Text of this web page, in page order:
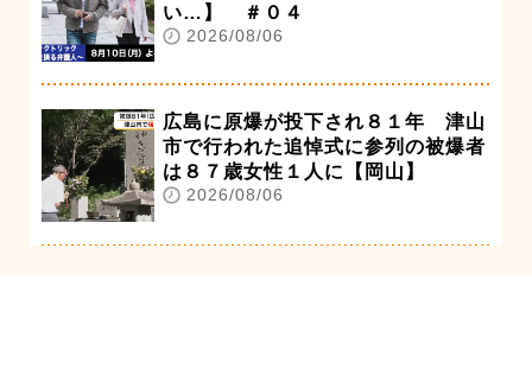
い…】 ＃０４
2026/08/06
広島に原爆が投下され８１年 津山
市で行われた追悼式に参列の被爆者
は８７歳女性１人に【岡山】
2026/08/06